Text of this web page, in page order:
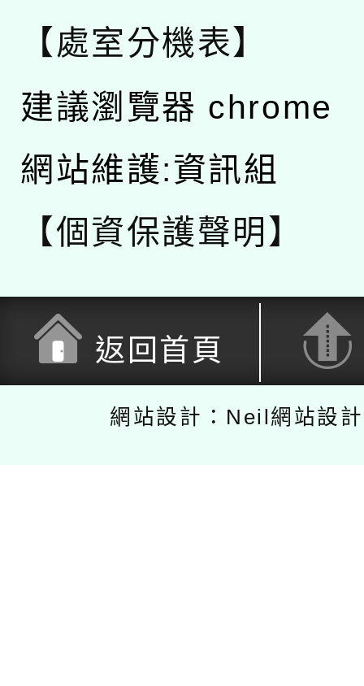
【處室分機表】
建議瀏覽器 chrome
網站維護:資訊組
【個資保護聲明】
返回首頁
網站設計：Neil網站設